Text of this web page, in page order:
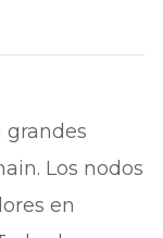
grandes
Los nodos
en